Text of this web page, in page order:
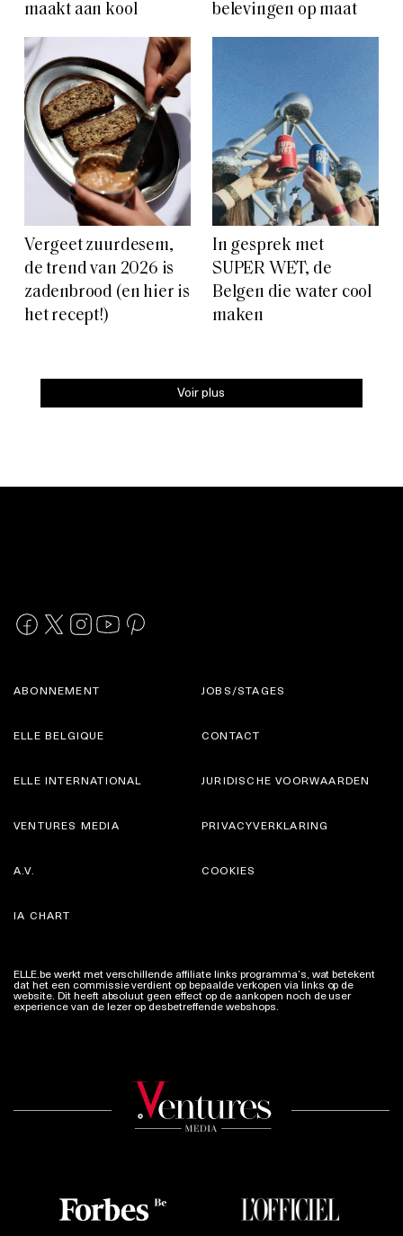
maakt aan kool
belevingen op maat
Vergeet zuurdesem,
de trend van 2026 is
zadenbrood (en hier is
het recept!)
In gesprek met
SUPER WET, de
Belgen die water cool
maken
Voir plus
ABONNEMENT
ELLE BELGIQUE
JOBS/STAGES
CONTACT
ELLE INTERNATIONAL
VENTURES MEDIA
JURIDISCHE VOORWAARDEN
PRIVACYVERKLARING
A.V.
IA CHART
COOKIES
ELLE.be werkt met verschillende affiliate links programma’s, wat betekent
dat het een commissie verdient op bepaalde verkopen via links op de
website. Dit heeft absoluut geen effect op de aankopen noch de user
experience van de lezer op desbetreffende webshops.